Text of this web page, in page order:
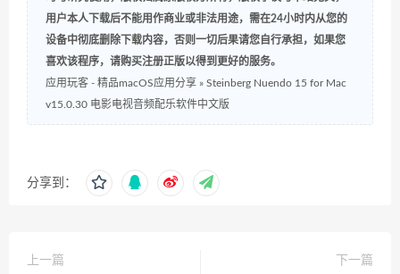
用户本人下载后不能用作商业或非法用途，需在24小时内从您的
设备中彻底删除下载内容，否则一切后果请您自行承担，如果您
喜欢该程序，请购买注册正版以得到更好的服务。
应用玩客 - 精品macOS应用分享 » Steinberg Nuendo 15 for Mac
v15.0.30 电影电视音频配乐软件中文版
分享到：
上一篇
下一篇